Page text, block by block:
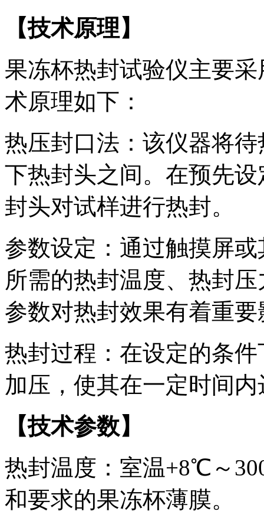
【技术原理 】
果冻杯热封试验仪主要
术原理如下：
热压封口法：该仪器将
下热封头之间。在预先
封头对试样进行热封。
参数设定：通过触摸屏
所需的热封温度、热封
参数对热封效果有着重要
热封过程：在设定的条
加压，使其在一定时间
【技术参数】
热封温度：室温+8℃～
和要求的果冻杯薄膜。